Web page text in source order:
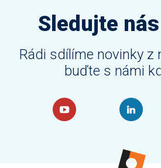
Sledujte
Rádi sdílíme novinky z
buďte s námi